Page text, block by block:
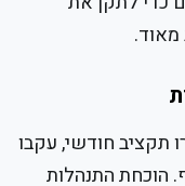
מאוד.
תקציב חודשי, עקבו
הוכחת התנהלות